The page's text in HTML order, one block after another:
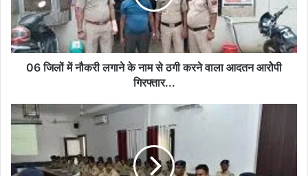
के
नाम
से
ठगी
आरोेपी
गिरफ्तार...
06 जिलों में नौकरी लगाने के नाम से ठगी करने वाला आदतन आरोेपी
गिरफ्तार...
दुर्ग
जिला
सीसीटीएनएस
क्लाइंट